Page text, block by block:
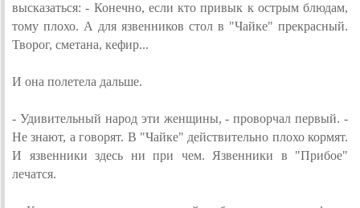
высказаться: - Конечно, если кто привык к острым блюдам,
тому плохо. А для язвенников стол в "Чайке" прекрасный.
Творог, сметана, кефир...
И она полетела дальше.
- Удивительный народ эти женщины, - проворчал первый. -
Не знают, а говорят. В "Чайке" действительно плохо кормят.
И язвенники здесь ни при чем. Язвенники в "Прибое"
лечатся.